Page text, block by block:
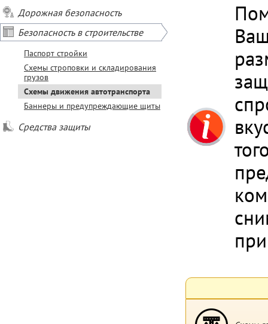
Дорожная безопасность
Безопасность в строительстве
Паспорт стройки
Схемы строповки и складирования
грузов
Схемы движения автотранспорта
Баннеры и предупреждающие щиты
Средства защиты